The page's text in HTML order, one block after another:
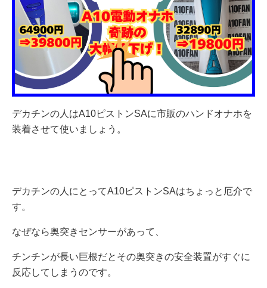
デカチンの人はA10ピストンSAに市販のハンドオナホを
装着させて使いましょう。
デカチンの人にとってA10ピストンSAはちょっと厄介で
す。
なぜなら奥突きセンサーがあって、
チンチンが長い巨根だとその奥突きの安全装置がすぐに
反応してしまうのです。